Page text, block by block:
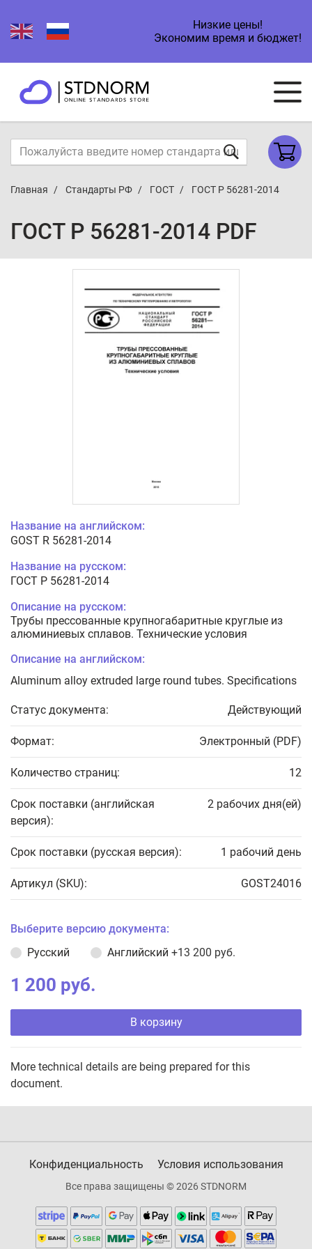
Низкие цены!
Экономим время и бюджет!
Главная Стандарты РФ ГОСТ ГОСТ Р 56281-2014
ГОСТ Р 56281-2014 PDF
Название на английском:
GOST R 56281-2014
Название на русском:
ГОСТ Р 56281-2014
Описание на русском:
Трубы прессованные крупногабаритные круглые из
алюминиевых сплавов. Технические условия
Описание на английском:
Aluminum alloy extruded large round tubes. Specifications
Статус документа: Действующий
Формат: Электронный (PDF)
Количество страниц: 12
Срок поставки (английская
версия):
2 рабочих дня(ей)
Срок поставки (русская версия): 1 рабочий день
Артикул (SKU): GOST24016
Выберите версию документа:
Русский
Английский +13 200 руб.
1 200 руб.
В корзину
More technical details are being prepared for this
document.
Конфиденциальность Условия использования
Все права защищены © 2026 STDNORM